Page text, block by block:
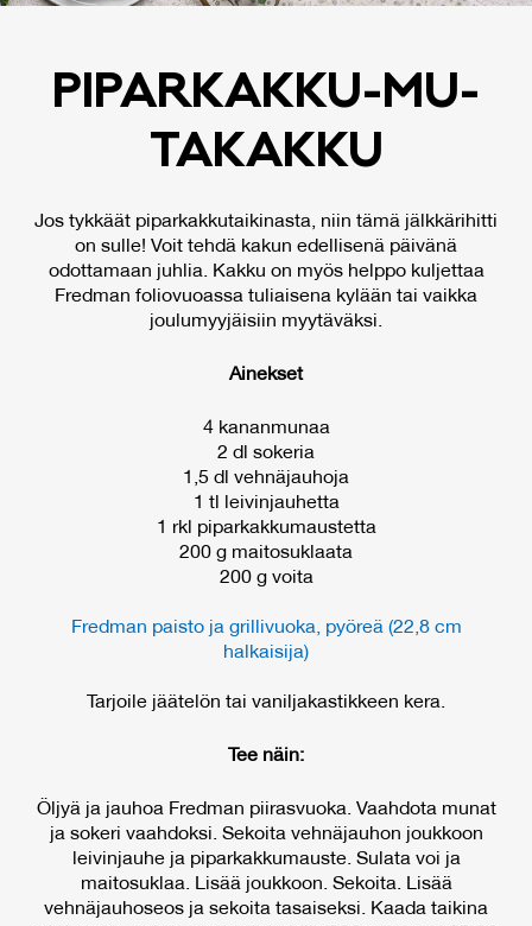
PI­PAR­KAK­KU-MU­
TA­KAK­KU
Jos tykkäät piparkakkutaikinasta, niin tämä jälkkärihitti
on sulle! Voit tehdä kakun edellisenä päivänä
odottamaan juhlia. Kakku on myös helppo kuljettaa
Fredman foliovuoassa tuliaisena kylään tai vaikka
joulumyyjäisiin myytäväksi.
Ainekset
4 kananmunaa
2 dl sokeria
1,5 dl vehnäjauhoja
1 tl leivinjauhetta
1 rkl piparkakkumaustetta
200 g maitosuklaata
200 g voita
Fredman paisto ja grillivuoka, pyöreä (22,8 cm
halkaisija)
Tarjoile jäätelön tai vaniljakastikkeen kera.
Tee näin:
Öljyä ja jauhoa Fredman piirasvuoka. Vaahdota munat
ja sokeri vaahdoksi. Sekoita vehnäjauhon joukkoon
leivinjauhe ja piparkakkumauste. Sulata voi ja
maitosuklaa. Lisää joukkoon. Sekoita. Lisää
vehnäjauhoseos ja sekoita tasaiseksi. Kaada taikina